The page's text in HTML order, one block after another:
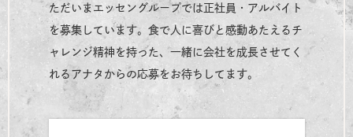
ただいまエッセングループでは正社員・アルバイト
を募集しています。食で人に喜びと感動あたえるチ
ャレンジ精神を持った、一緒に会社を成長させてく
れるアナタからの応募をお待ちしてます。